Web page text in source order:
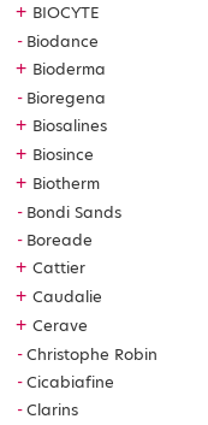
+ BIOCYTE
Biodance
+ Bioderma
Bioregena
+ Biosalines
+ Biosince
+ Biotherm
Bondi Sands
Boreade
+ Cattier
+ Caudalie
+ Cerave
Christophe Robin
Cicabiafine
Clarins